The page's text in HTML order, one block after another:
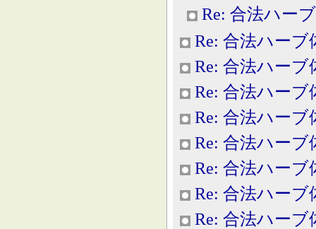
Re: 合法ハー
Re: 合法ハーブ
Re: 合法ハーブ
Re: 合法ハーブ
Re: 合法ハーブ
Re: 合法ハーブ
Re: 合法ハーブ
Re: 合法ハーブ
Re: 合法ハーブ